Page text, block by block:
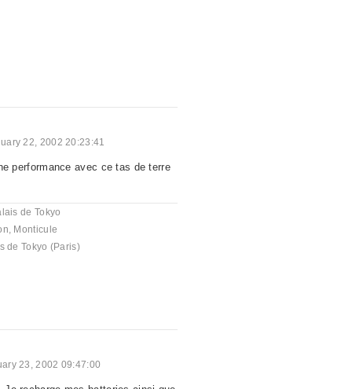
22, 2002 20:23:41
performance avec ce tas de terre
de Tokyo
, Monticule
de Tokyo (Paris)
23, 2002 09:47:00